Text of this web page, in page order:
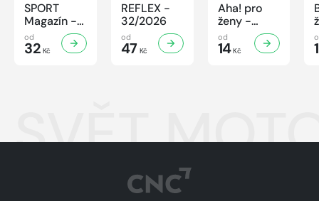
SPORT
Magazín -
32/2026
od
32 Kč
REFLEX -
32/2026
od
47 Kč
Aha! pro
ženy -
32/2026
od
14Kč
SVĚT